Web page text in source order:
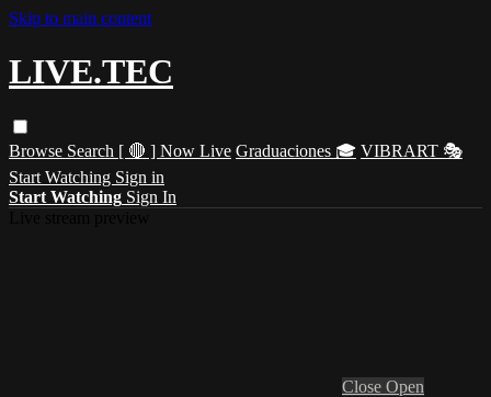
Skip to main content
LIVE.TEC
Browse Search [ 🔴 ] Now Live Graduaciones 🎓 VIBRART 🎭
Start Watching Sign in
Start Watching Sign In
Close Open